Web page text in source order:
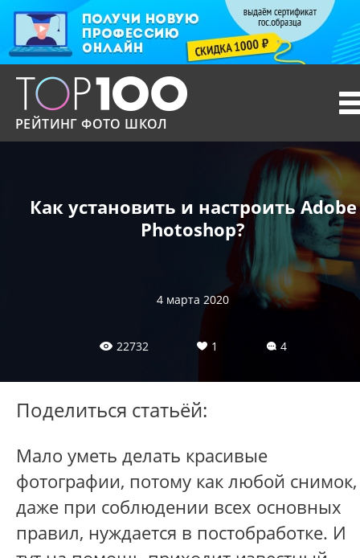
РЕЙТИНГ ФОТО ШКОЛ
Как установить и настроить Adobe
Photoshop?
4 марта 2020
22732 1 4
Поделиться статьёй:
Мало уметь делать красивые
фотографии, потому как любой снимок,
даже при соблюдении всех основных
правил, нуждается в постобработке. И